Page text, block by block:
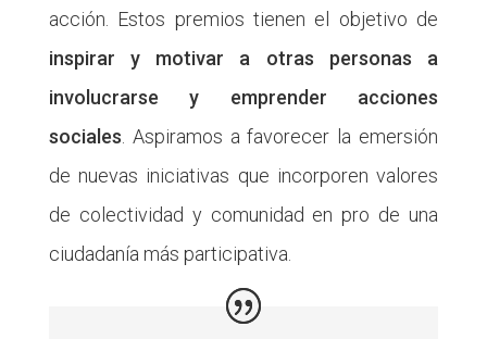
acción. Estos premios tienen el objetivo de
inspirar y motivar a otras personas a
involucrarse y emprender acciones
sociales . Aspiramos a favorecer la emersión
de nuevas iniciativas que incorporen valores
de colectividad y comunidad en pro de una
ciudadanía más participativa.